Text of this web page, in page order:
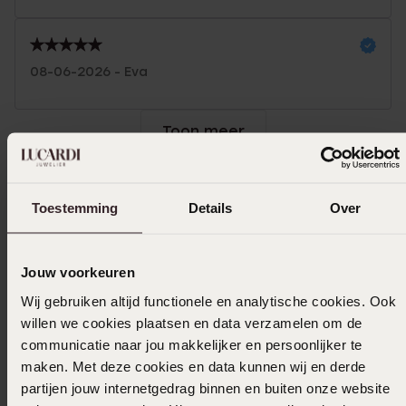
Toestemming Details Over
Jouw voorkeuren
Wij gebruiken altijd functionele en analytische cookies. Ook
willen we cookies plaatsen en data verzamelen om de
communicatie naar jou makkelijker en persoonlijker te
maken. Met deze cookies en data kunnen wij en derde
partijen jouw internetgedrag binnen en buiten onze website
08-06-2026 - Eva
Toon meer
Ook leuk voor jou